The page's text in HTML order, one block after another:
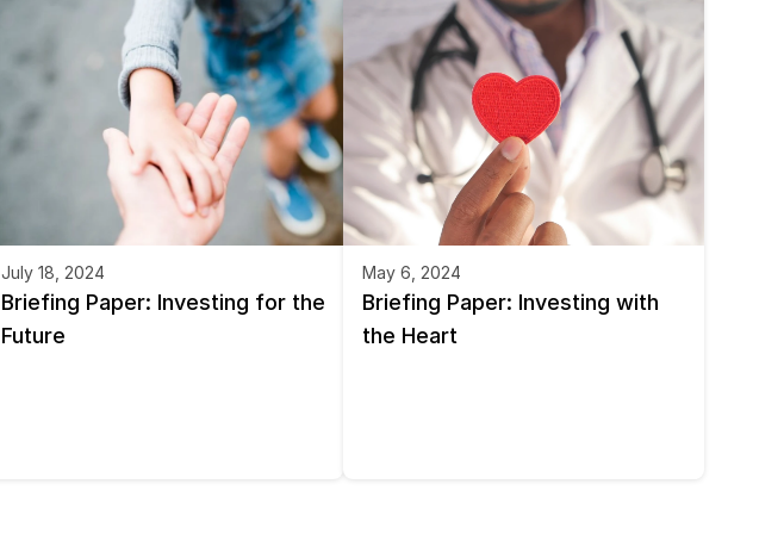
July 18, 2024
Briefing Paper: Investing for the
Future
May 6, 2024
Briefing Paper: Investing with
the Heart